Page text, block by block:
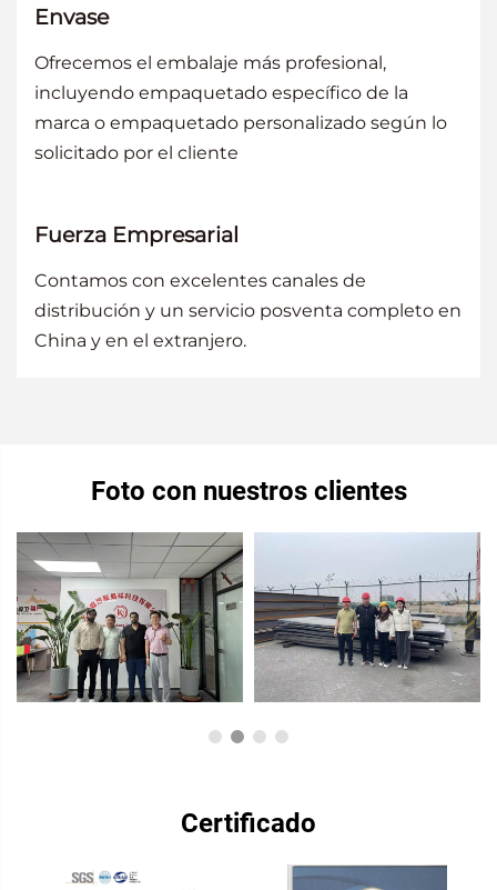
Envase
Ofrecemos el embalaje más profesional,
incluyendo empaquetado específico de la
marca o empaquetado personalizado según lo
solicitado por el cliente
Fuerza Empresarial
Contamos con excelentes canales de
distribución y un servicio posventa completo en
China y en el extranjero.
Foto con nuestros clientes
Certificado